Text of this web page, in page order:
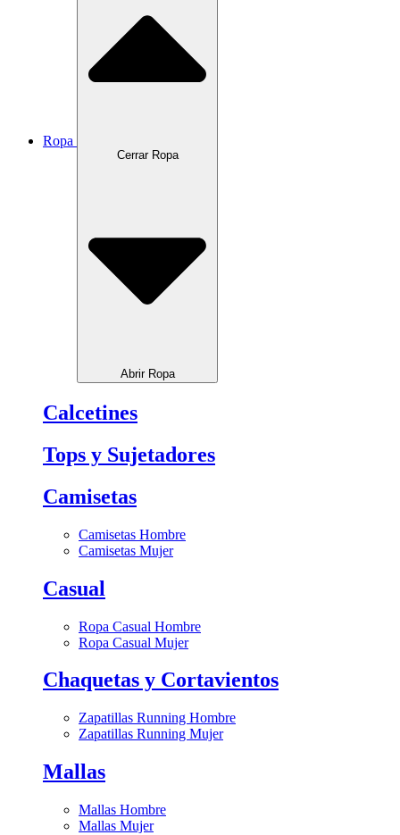
Ropa
Cerrar Ropa
Abrir Ropa
Calcetines
Tops y Sujetadores
Camisetas
Camisetas Hombre
Camisetas Mujer
Casual
Ropa Casual Hombre
Ropa Casual Mujer
Chaquetas y Cortavientos
Zapatillas Running Hombre
Zapatillas Running Mujer
Mallas
Mallas Hombre
Mallas Mujer